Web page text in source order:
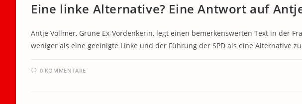
Eine linke Alternative? Eine Antwort auf
Antje Vollmer, Grüne Ex-Vordenkerin, legt einen bemerkenswerten Text in der
weniger als eine geeinigte Linke und der Führung der SPD als eine Alternative
0 KOMMENTARE